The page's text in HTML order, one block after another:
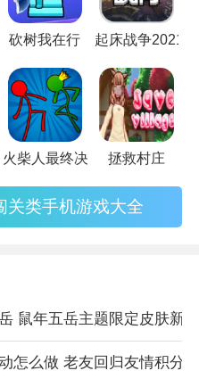
直闯，你需要避开它们，
道具，比如防护盾，或者
砍树我在行 起床战争2021
火柴人最终决战 拯救村庄
关类手机游戏大全
鼠年五岳主题限定皮肤新
怎么做 老友回归友情积分